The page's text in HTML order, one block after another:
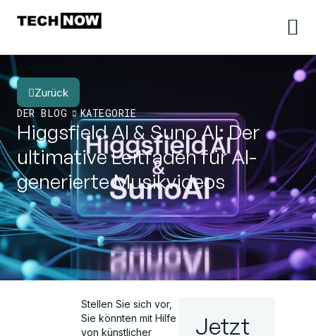
Zurück
DER BLOG
KATEGORIE
Higgsfield AI & Suno AI: Der
ultimative Leitfaden für AI-
generierte Musikvideos
Stellen Sie sich vor,
Sie könnten mit Hilfe
von künstlicher
Jetzt